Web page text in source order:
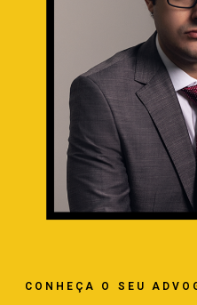
CONHEÇA O SEU